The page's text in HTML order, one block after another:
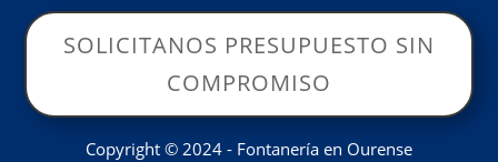
SOLICITANOS PRESUPUESTO SIN
COMPROMISO
Copyright © 2024 - Fontanería en Ourense